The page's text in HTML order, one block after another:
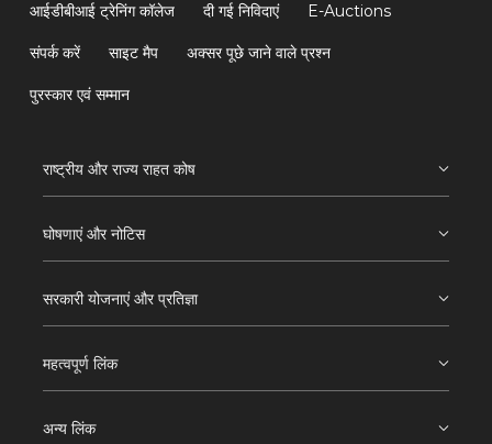
आईडीबीआई ट्रेनिंग कॉलेज दी गई निविदाएं E-Auctions
संपर्क करें साइट मैप अक्सर पूछे जाने वाले प्रश्न
पुरस्कार एवं सम्मान
राष्ट्रीय और राज्य राहत कोष
घोषणाएं और नोटिस
सरकारी योजनाएं और प्रतिज्ञा
महत्वपूर्ण लिंक
अन्य लिंक